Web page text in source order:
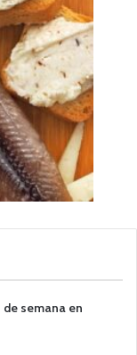
semana en